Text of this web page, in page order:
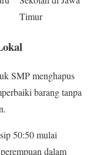
Timur
SMP menghapus
barang tanpa
50:50 mulai
dalam